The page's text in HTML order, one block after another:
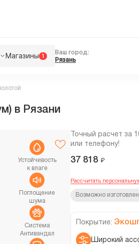
Магазины 1
Ваш город:
Рязань
в Рязани
Устойчивость
к влаге
Поглощение
шума
Система
Антивандал
Точный расчет за
или телефону!
37 818 ₽
Рассчитать
Возможно
Покрытие:
Широкий